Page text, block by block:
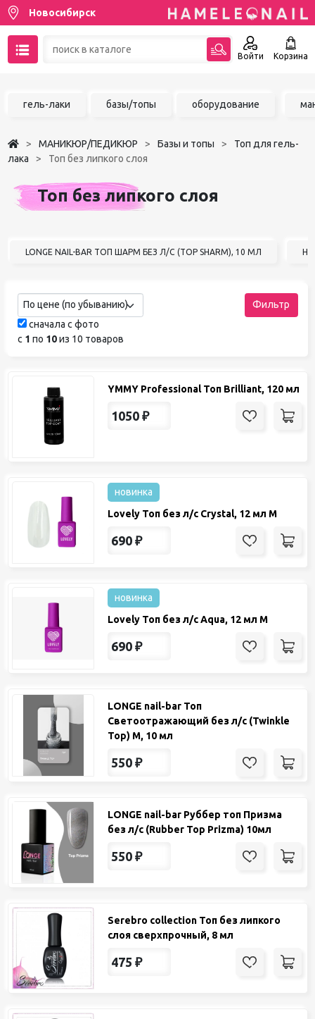
Новосибирск
Войти Корзина
Чат в MAX
Акции
гель-лаки базы/топы оборудование
МАНИКЮР/ПЕДИКЮР Базы и топы
Топ для гель-
лака
Топ без липкого слоя
Топ без липкого слоя
LONGE NAIL-BAR ТОП ШАРМ БЕЗ Л/С (TOP SHARM), 10 МЛ
По цене (по убыванию)
Фильтр
сначала с фото
с 1 по 10из 10 товаров
YMMY Professional Топ Brilliant, 120 мл
1050 ₽
новинка
Lovely Топ без л/с Crystal, 12 мл М
690 ₽
новинка
Lovely Топ без л/с Aqua, 12 мл М
690 ₽
LONGE nail-bar Топ
Светоотражающий без л/с (Twinkle
Top) М, 10 мл
550 ₽
LONGE nail-bar Руббер топ Призма
без л/с (Rubber Top Prizma) 10мл
550 ₽
Serebro collection Топ без липкого
слоя сверхпрочный, 8 мл
475 ₽